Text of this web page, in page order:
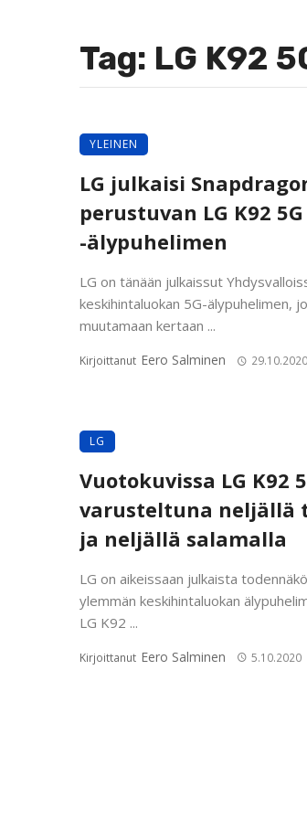
Tag: LG K92
YLEINEN
LG julkaisi
perustuvan LG K92 5G
-älypuhelimen
LG on tänään julkaissut
keskihintaluokan 5G-älypuhelimen,
muutamaan kertaan ...
Kirjoittanut Eero Salminen 29.10.2020
LG
Vuotokuvissa LG K92
varusteltuna neljällä
ja neljällä salamalla
LG on aikeissaan julkaista
ylemmän keskihintaluokan
LG K92 ...
Kirjoittanut Eero Salminen 5.10.2020